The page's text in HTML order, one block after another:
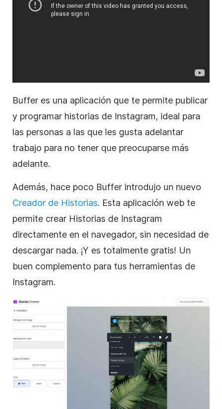
Buffer es una aplicación que te permite publicar
y programar historias de Instagram, ideal para
las personas a las que les gusta adelantar
trabajo para no tener que preocuparse más
adelante.
Además, hace poco Buffer introdujo un nuevo
Creador de Historias. Esta aplicación web te
permite crear Historias de Instagram
directamente en el navegador, sin necesidad de
descargar nada. ¡Y es totalmente gratis! Un
buen complemento para tus herramientas de
Instagram.